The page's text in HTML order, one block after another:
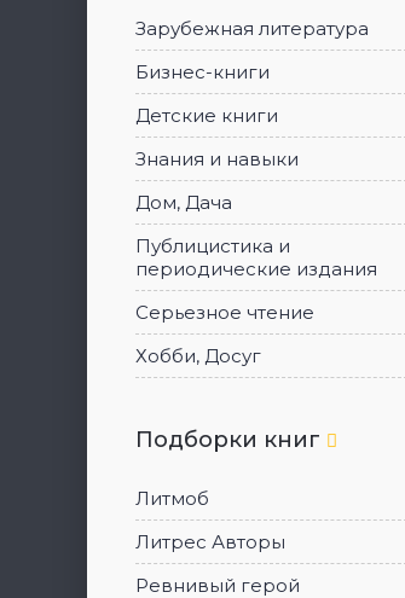
Зарубежная литература
Бизнес-книги
Детские книги
Знания и навыки
Дом, Дача
Публицистика и
периодические издания
Серьезное чтение
Хобби, Досуг
Подборки книг
Литмоб
Литрес Авторы
Ревнивый герой